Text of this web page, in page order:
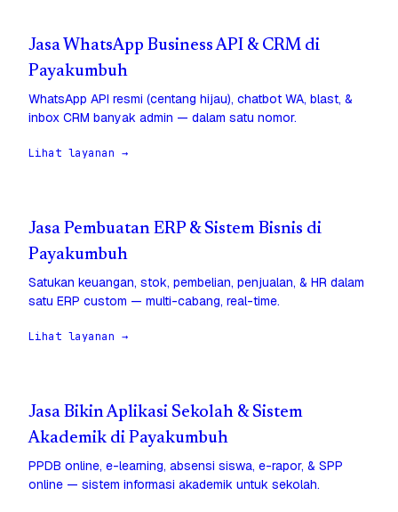
Jasa WhatsApp Business API & CRM di
Payakumbuh
WhatsApp API resmi (centang hijau), chatbot WA, blast, &
inbox CRM banyak admin — dalam satu nomor.
Lihat layanan →
Jasa Pembuatan ERP & Sistem Bisnis di
Payakumbuh
Satukan keuangan, stok, pembelian, penjualan, & HR dalam
satu ERP custom — multi-cabang, real-time.
Lihat layanan →
Jasa Bikin Aplikasi Sekolah & Sistem
Akademik di Payakumbuh
PPDB online, e-learning, absensi siswa, e-rapor, & SPP
online — sistem informasi akademik untuk sekolah.